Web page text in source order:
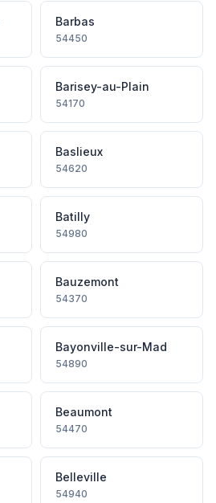
Barbas
54450
Barisey-au-Plain
54170
Baslieux
54620
Batilly
54980
Bauzemont
54370
Bayonville-sur-Mad
54890
Beaumont
54470
Belleville
54940